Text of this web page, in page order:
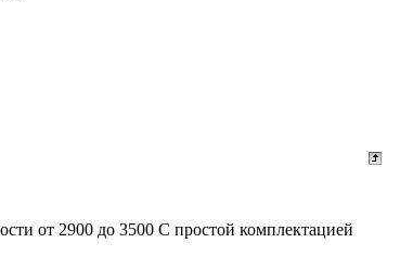
от 2900 до 3500 С простой комплектацией